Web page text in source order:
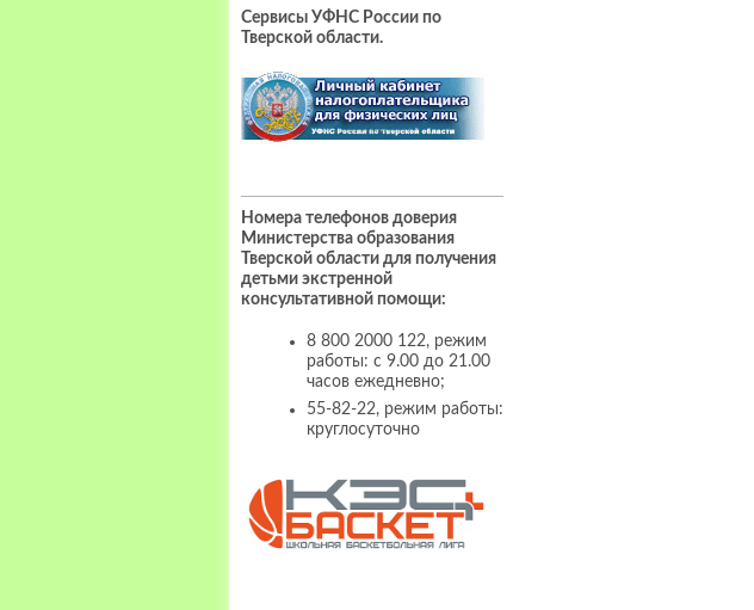
Сервисы УФНС России по
Тверской области.
Номера телефонов доверия
Министерства образования
Тверской области для получения
детьми экстренной
консультативной помощи:
8 800 2000 122, режим
работы: с 9.00 до 21.00
часов ежедневно;
55-82-22, режим работы:
круглосуточно